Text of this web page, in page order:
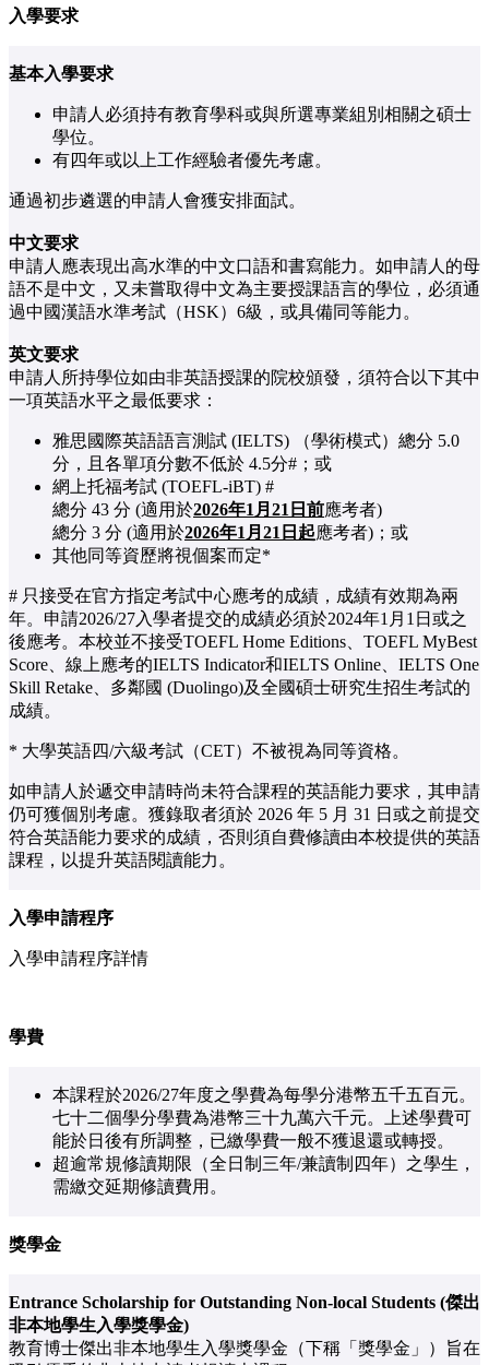
入學要求
基本入學要求
申請人必須持有教育學科或與所選專業組別相關之碩士
學位。
有四年或以上工作經驗者優先考慮。
通過初步遴選的申請人會獲安排面試。
中文要求
申請人應表現出高水準的中文口語和書寫能力。如申請人的母
語不是中文，又未嘗取得中文為主要授課語言的學位，必須通
過中國漢語水準考試（HSK）6級，或具備同等能力。
英文要求
申請人所持學位如由非英語授課的院校頒發，須符合以下其中
一項英語水平之最低要求：
雅思國際英語語言測試 (IELTS) （學術模式）總分 5.0
分，且各單項分數不低於 4.5分#；或
網上托福考試 (TOEFL-iBT) #
總分 43 分 (適用於2026年1月21日前應考者)
總分 3 分 (適用於2026年1月21日起應考者)；或
其他同等資歷將視個案而定*
# 只接受在官方指定考試中心應考的成績，成績有效期為兩
年。申請2026/27入學者提交的成績必須於2024年1月1日或之
後應考。本校並不接受TOEFL Home Editions、TOEFL MyBest
Score、線上應考的IELTS Indicator和IELTS Online、IELTS One
Skill Retake、多鄰國 (Duolingo)及全國碩士研究生招生考試的
成績。
* 大學英語四/六級考試（CET）不被視為同等資格。
如申請人於遞交申請時尚未符合課程的英語能力要求，其申請
仍可獲個別考慮。獲錄取者須於 2026 年 5 月 31 日或之前提交
符合英語能力要求的成績，否則須自費修讀由本校提供的英語
課程，以提升英語閱讀能力。
入學申請程序
入學申請程序詳情
學費
本課程於2026/27年度之學費為每學分港幣五千五百元。
七十二個學分學費為港幣三十九萬六千元。上述學費可
能於日後有所調整，已繳學費一般不獲退還或轉授。
超逾常規修讀期限（全日制三年/兼讀制四年）之學生，
需繳交延期修讀費用。
獎學金
Entrance Scholarship for Outstanding Non-local Students (傑出
非本地學生入學獎學金)
教育博士傑出非本地學生入學獎學金（下稱「獎學金」）旨在